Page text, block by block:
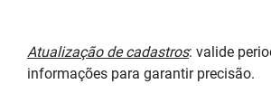
Atualização de cadastros: valide
informações para garantir precisão.